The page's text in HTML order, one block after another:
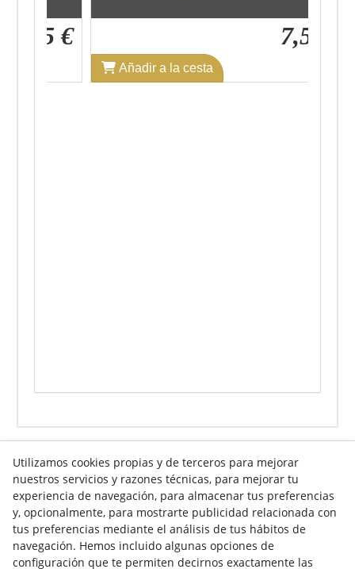
7,52 €
Añadir a la cesta
Info venta online
Contacto
Utilizamos cookies propias y de terceros para mejorar
nuestros servicios y razones técnicas, para mejorar tu
experiencia de navegación, para almacenar tus preferencias
y, opcionalmente, para mostrarte publicidad relacionada con
tus preferencias mediante el análisis de tus hábitos de
navegación. Hemos incluido algunas opciones de
configuración que te permiten decirnos exactamente las